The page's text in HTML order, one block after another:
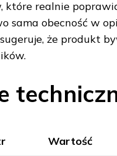
które realnie
sama obecność w
że produkt
Wartość